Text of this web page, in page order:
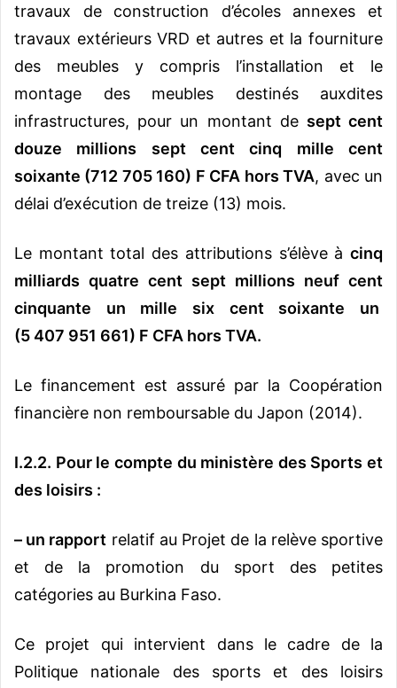
travaux de construction d’écoles annexes et
travaux extérieurs VRD et autres et la fourniture
des meubles y compris l’installation et le
montage des meubles destinés auxdites
infrastructures, pour un montant de sept cent
douze millions sept cent cinq mille cent
soixante (712 705 160) F CFA hors TVA, avec un
délai d’exécution de treize (13) mois.
Le montant total des attributions s’élève à cinq
milliards quatre cent sept millions neuf cent
cinquante un mille six cent soixante un
(5 407 951 661) F CFA hors TVA.
Le financement est assuré par la Coopération
financière non remboursable du Japon (2014).
I.2.2. Pour le compte du ministère des Sports et
des loisirs :
– un rapport relatif au Projet de la relève sportive
et de la promotion du sport des petites
catégories au Burkina Faso.
Ce projet qui intervient dans le cadre de la
Politique nationale des sports et des loisirs